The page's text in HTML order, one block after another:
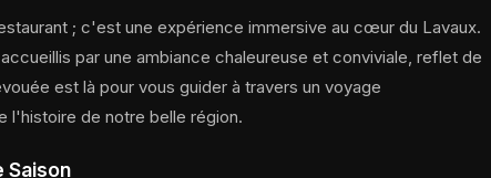
; c'est une expérience immersive au cœur du Lavaux.
par une ambiance chaleureuse et conviviale, reflet de
est là pour vous guider à travers un voyage
l'histoire de notre belle région.
Saison